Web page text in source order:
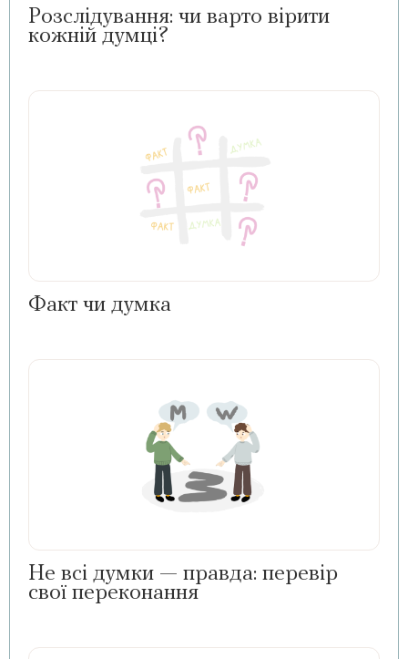
Розслідування: чи варто вірити
кожній думці?
Факт чи думка
Не всі думки — правда: перевір
свої переконання